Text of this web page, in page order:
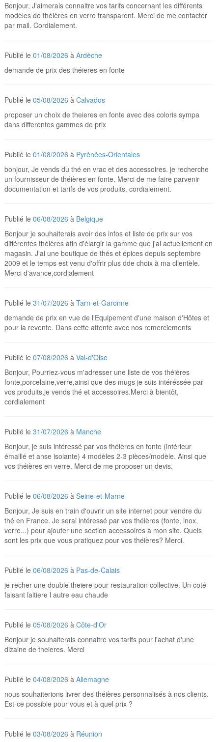
Bonjour, J'aimerais connaitre vos tarifs concernant les différents
modèles de théières en verre transparent. Merci de me contacter
par mail. Cordialement.
Publié le01/08/2026 àArdèche
demande de prix des théieres en fonte
Publié le05/08/2026 àCalvados
proposer un choix de theieres en fonte avec des coloris sympa
dans differentes gammes de prix
Publié le01/08/2026 à Pyrénées-Orientales
bonjour, Je vends du thé en vrac et des accessoires. je recherche
un fournisseur de théières en fonte. Merci de me faire parvenir
documentation et tarifs de vos produits. cordialement.
Publié le06/08/2026 à Belgique
Bonjour je souhaiterais avoir des infos et liste de prix sur vos
différentes théières afin d'élargir la gamme que j'ai actuellement en
magasin. J'ai une boutique de thés et épices depuis septembre
2009 et le temps est venu d'offrir plus dde choix à ma clientèle.
Merci d'avance,cordialement
Publié le31/07/2026 àTarn-et-Garonne
demande de prix en vue de l'Equipement d'une maison d'Hôtes et
pour la revente. Dans cette attente avec nos remerciements
Publié le07/08/2026 àVal-d'Oise
Bonjour, Pourriez-vous m'adresser une liste de vos théières
fonte,porcelaine,verre,ainsi que des mugs je suis intéréssée par
vos produits,je vends thé et accessoires.Merci à bientôt,
cordialement
Publié le31/07/2026 à Manche
Bonjour, je suis intéressé par vos théières en fonte (intérieur
émaillé et anse isolante) 4 modèles 2-3 pièces/modèle. Ainsi que
vos théières en verre. Merci de me proposer un devis.
Publié le06/08/2026 àSeine-et-Marne
Bonjour, Je suis en train d'ouvrir un site internet pour vendre du
thé en France. Je serai intéressé par vos théières (fonte, inox,
verre...) pour ajouter une section accessoires à mon site. Quels
sont les prix que vous pratiquez pour vos théières? Merci.
Publié le06/08/2026 à Pas-de-Calais
je recher une double theiere pour restauration collective. Un coté
faisant laitiere l autre eau chaude
Publié le05/08/2026 àCôte-d'Or
Bonjour je souhaiterais connaitre vos tarifs pour l'achat d'une
dizaine de theieres. Merci
Publié le04/08/2026 àAllemagne
nous souhaiterions livrer des théières personnalisés à nos clients.
Est-ce possible pour vous et à quel prix ?
Publié le03/08/2026 à Réunion